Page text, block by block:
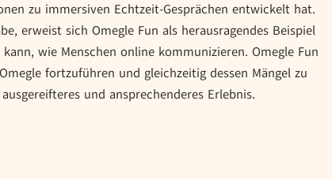
zu immersiven Echtzeit-Gesprächen entwickelt hat.
erweist sich Omegle Fun als herausragendes Beispiel
wie Menschen online kommunizieren. Omegle Fun
fortzuführen und gleichzeitig dessen Mängel zu
und ansprechenderes Erlebnis.